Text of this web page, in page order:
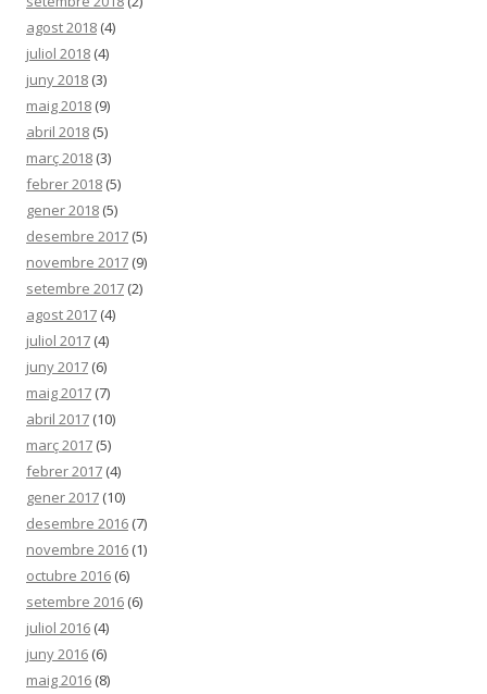
agost 2018 (4)
juliol 2018 (4)
juny 2018 (3)
maig 2018 (9)
abril 2018 (5)
març 2018 (3)
febrer 2018 (5)
gener 2018 (5)
desembre 2017 (5)
novembre 2017 (9)
setembre 2017 (2)
agost 2017 (4)
juliol 2017 (4)
juny 2017 (6)
maig 2017 (7)
abril 2017 (10)
març 2017 (5)
febrer 2017 (4)
gener 2017 (10)
desembre 2016 (7)
novembre 2016 (1)
octubre 2016 (6)
setembre 2016 (6)
juliol 2016 (4)
juny 2016 (6)
maig 2016 (8)